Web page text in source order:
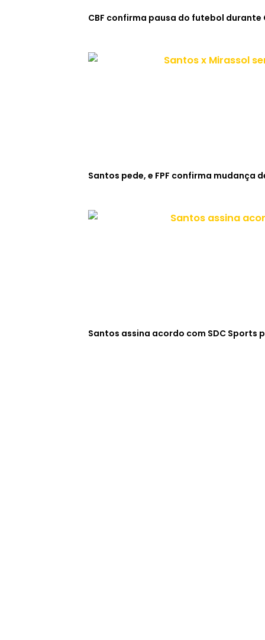
CBF confirma pausa do futebol durante
Santos pede, e FPF confirma mudança
Santos assina acordo com SDC Sports